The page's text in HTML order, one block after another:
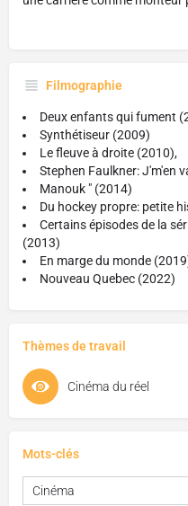
Filmographie
Deux enfants qui fument
Synthétiseur (2009)
Le fleuve à droite (2010),
Stephen Faulkner: J'm'en
Manouk " (2014)
Du hockey propre: petite
Certains épisodes de la
(2013)
En marge du monde
Nouveau Quebec (2022)
Thèmes de travail
Cinéma du réel
Mots-clés
Cinéma